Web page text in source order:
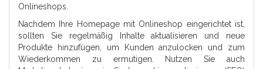
Onlineshops.
Nachdem Ihre Homepage mit Onlineshop eingerichtet ist,
sollten Sie regelmäßig Inhalte aktualisieren und neue
Produkte hinzufügen, um Kunden anzulocken und zum
Wiederkommen zu ermutigen. Nutzen Sie auch